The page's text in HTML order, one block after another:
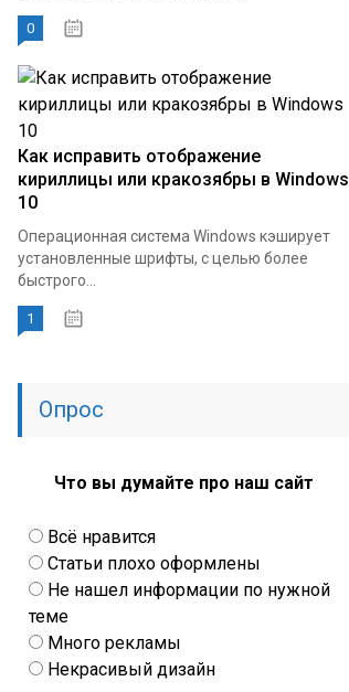
0
Как исправить отображение
кириллицы или кракозябры в Windows
10
Операционная система Windows кэширует
установленные шрифты, с целью более
быстрого...
1
Опрос
Что вы думайте про наш сайт
Всё нравится
Статьи плохо оформлены
Не нашел информации по нужной
теме
Много рекламы
Некрасивый дизайн